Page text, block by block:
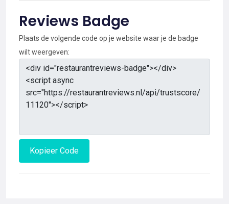
Reviews Badge
Plaats de volgende code op je website waar je de badge
wilt weergeven:
Kopieer Code